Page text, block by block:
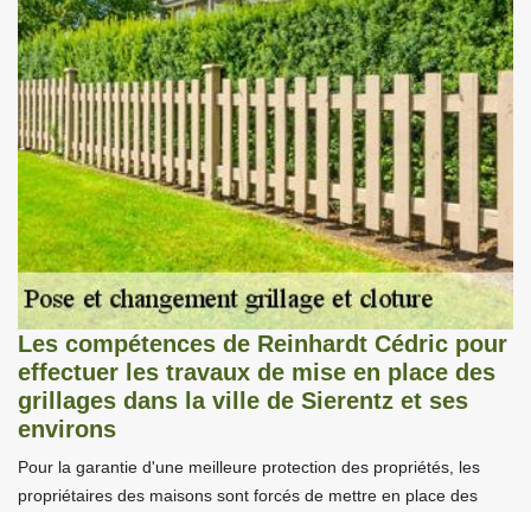
Les compétences de Reinhardt Cédric pour
effectuer les travaux de mise en place des
grillages dans la ville de Sierentz et ses
environs
Pour la garantie d'une meilleure protection des propriétés, les
propriétaires des maisons sont forcés de mettre en place des